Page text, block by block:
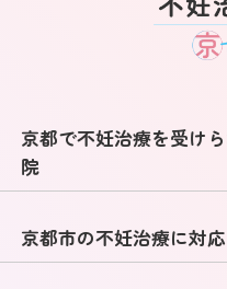
京都で不妊治療を受け
院
京都市の不妊治療に対